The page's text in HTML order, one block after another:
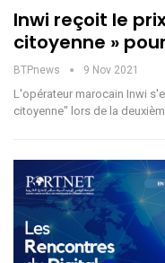
Inwi reçoit le
citoyenne »
BTPnews 9 Nov 2021
L'opérateur marocain Inwi
citoyenne" lors de la